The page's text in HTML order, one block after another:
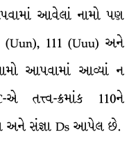
આવેલાં નામો પણ
(Uun), 111 (Uuu) અને
આપવામાં આવ્યાં ન
તત્ત્વ-ક્રમાંક 110ને
અને સંજ્ઞા Ds આપેલ છે.